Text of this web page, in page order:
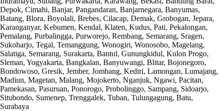
Depok, Cimahi, Banjar, Pangandaran, Banjarnegara, Banyumas,
Batang, Blora, Boyolali, Brebes, Cilacap, Demak, Grobogan, Jepara,
Karanganyar, Kebumen, Kendal, Klaten, Kudus, Pati, Pekalongan,
Pemalang, Purbalingga, Purworejo, Rembang, Semarang, Sragen,
Sukoharjo, Tegal, Temanggung, Wonogiri, Wonosobo, Magelang,
Salatiga, Semarang, Surakarta, Bantul, Gunungkidul, Kulon Progo,
Sleman, Yogyakarta, Bangkalan, Banyuwangi, Blitar, Bojonegoro,
Bondowoso, Gresik, Jember, Jombang, Kediri, Lamongan, Lumajang,
Madiun, Magetan, Malang, Mojokerto, Nganjuk, Ngawi, Pacitan,
Pamekasan, Pasuruan, Ponorogo, Probolinggo, Sampang, Sidoarjo,
Situbondo, Sumenep, Trenggalek, Tuban, Tulungagung, Batu,
Surabaya